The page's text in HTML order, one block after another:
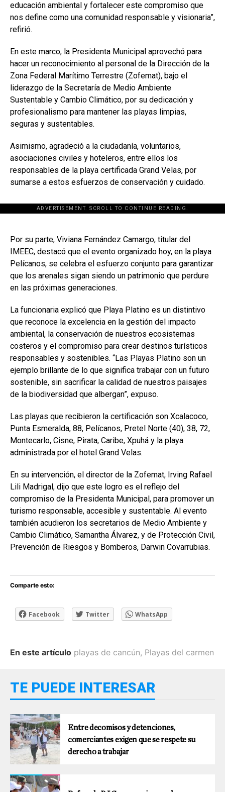
educación ambiental y fortalecer este compromiso que
nos define como una comunidad responsable y visionaria”,
refirió.
En este marco, la Presidenta Municipal aprovechó para
hacer un reconocimiento al personal de la Dirección de la
Zona Federal Marítimo Terrestre (Zofemat), bajo el
liderazgo de la Secretaría de Medio Ambiente
Sustentable y Cambio Climático, por su dedicación y
profesionalismo para mantener las playas limpias,
seguras y sustentables.
Asimismo, agradeció a la ciudadanía, voluntarios,
asociaciones civiles y hoteleros, entre ellos los
responsables de la playa certificada Grand Velas, por
sumarse a estos esfuerzos de conservación y cuidado.
ADVERTISEMENT. SCROLL TO CONTINUE READING.
[adsforwp id="243463"]
Por su parte, Viviana Fernández Camargo, titular del
IMEEC, destacó que el evento organizado hoy, en la playa
Pelícanos, se celebra el esfuerzo conjunto para garantizar
que los arenales sigan siendo un patrimonio que perdure
en las próximas generaciones.
La funcionaria explicó que Playa Platino es un distintivo
que reconoce la excelencia en la gestión del impacto
ambiental, la conservación de nuestros ecosistemas
costeros y el compromiso para crear destinos turísticos
responsables y sostenibles. “Las Playas Platino son un
ejemplo brillante de lo que significa trabajar con un futuro
sostenible, sin sacrificar la calidad de nuestros paisajes
de la biodiversidad que albergan”, expuso.
Las playas que recibieron la certificación son Xcalacoco,
Punta Esmeralda, 88, Pelícanos, Pretel Norte (40), 38, 72,
Montecarlo, Cisne, Pirata, Caribe, Xpuhá y la playa
administrada por el hotel Grand Velas.
En su intervención, el director de la Zofemat, Irving Rafael
Lili Madrigal, dijo que este logro es el reflejo del
compromiso de la Presidenta Municipal, para promover un
turismo responsable, accesible y sustentable. Al evento
también acudieron los secretarios de Medio Ambiente y
Cambio Climático, Samantha Álvarez, y de Protección Civil,
Prevención de Riesgos y Bomberos, Darwin Covarrubias.
Comparte esto:
Facebook Twitter WhatsApp
En este artículo playas de cancún, Playas del carmen
TE PUEDE INTERESAR
Entre decomisos y detenciones,
comerciantes exigen que se respete su
derecho a trabajar